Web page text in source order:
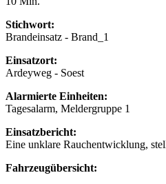
Stichwort:
Brandeinsatz - Brand_1
Einsatzort:
Ardeyweg - Soest
Alarmierte Einheiten:
Tagesalarm, Meldergruppe 1
Einsatzbericht:
Eine unklare Rauchentwicklung,
Fahrzeugübersicht: